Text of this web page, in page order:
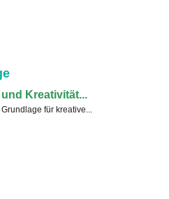
und Kreativität...
für kreative...